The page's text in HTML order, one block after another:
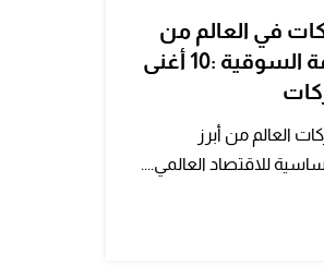
في العالم من
حيث القيمة السوقية :10 أغنى
العالم من أبرز
للاقتصاد العالمي....